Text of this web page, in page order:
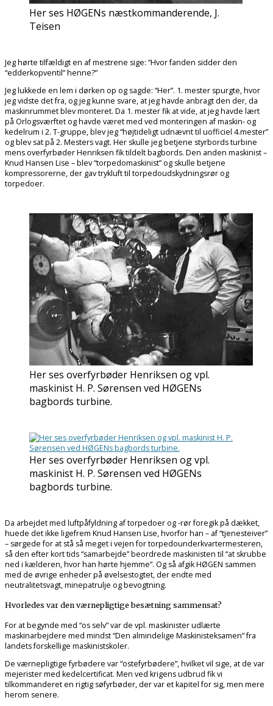
Her ses HØGENs næstkommanderende, J.
Teisen
Jeg hørte tilfældigt en af mestrene sige: “Hvor fanden sidder den
“edderkopventil” henne?”
Jeg lukkede en lem i dørken op og sagde: “Her”. 1. mester spurgte, hvor
jeg vidste det fra, og jeg kunne svare, at jeg havde anbragt den der, da
maskinrummet blev monteret. Da 1. mester fik at vide, at jeg havde lært
på Orlogsværftet og havde været med ved monteringen af maskin- og
kedelrum i 2. T-gruppe, blev jeg “højtideligt udnævnt til uofficiel 4.mester”
og blev sat på 2. Mesters vagt. Her skulle jeg betjene styrbords turbine
mens overfyrbøder Henriksen fik tildelt bagbords. Den anden maskinist –
Knud Hansen Lise – blev “torpedomaskinist” og skulle betjene
kompressorerne, der gav trykluft til torpedoudskydningsrør og
torpedoer.
Her ses overfyrbøder Henriksen og vpl.
maskinist H. P. Sørensen ved HØGENs
bagbords turbine.
Her ses overfyrbøder Henriksen og vpl.
maskinist H. P. Sørensen ved HØGENs
bagbords turbine.
Da arbejdet med luftpåfyldning af torpedoer og -rør foregik på dækket,
huede det ikke ligefrem Knud Hansen Lise, hvorfor han – af “tjenesteiver”
– sørgede for at stå så meget i vejen for torpedounderkvartermesteren,
så den efter kort tids “samarbejde” beordrede maskinisten til “at skrubbe
ned i kælderen, hvor han hørte hjemme”. Og så afgik HØGEN sammen
med de øvrige enheder på øvelsestogtet, der endte med
neutralitetsvagt, minepatrulje og bevogtning.
Hvorledes var den værnepligtige besætning sammensat?
For at begynde med “os selv” var de vpl. maskinister udlærte
maskinarbejdere med mindst “Den almindelige Maskinisteksamen” fra
landets forskellige maskinistskoler.
De værnepligtige fyrbødere var “ostefyrbødere”, hvilket vil sige, at de var
mejerister med kedelcertificat. Men ved krigens udbrud fik vi
tilkommanderet en rigtig søfyrbøder, der var et kapitel for sig, men mere
herom senere.